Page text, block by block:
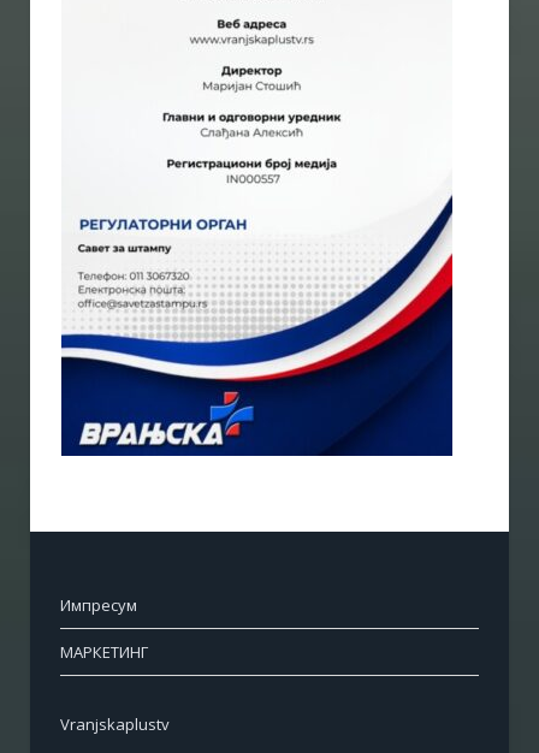
Импресум
МАРКЕТИНГ
Vranjskaplustv